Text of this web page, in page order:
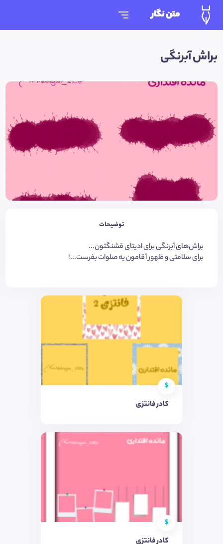
متن نگار
براش آبرنگی
توضیحات
براش‌های آبرنگی برای ادیتای قشنگتون...
برای سلامتی و ظهور آقامون یه صلوات بفرست...!
$
کادر فانتزی
$